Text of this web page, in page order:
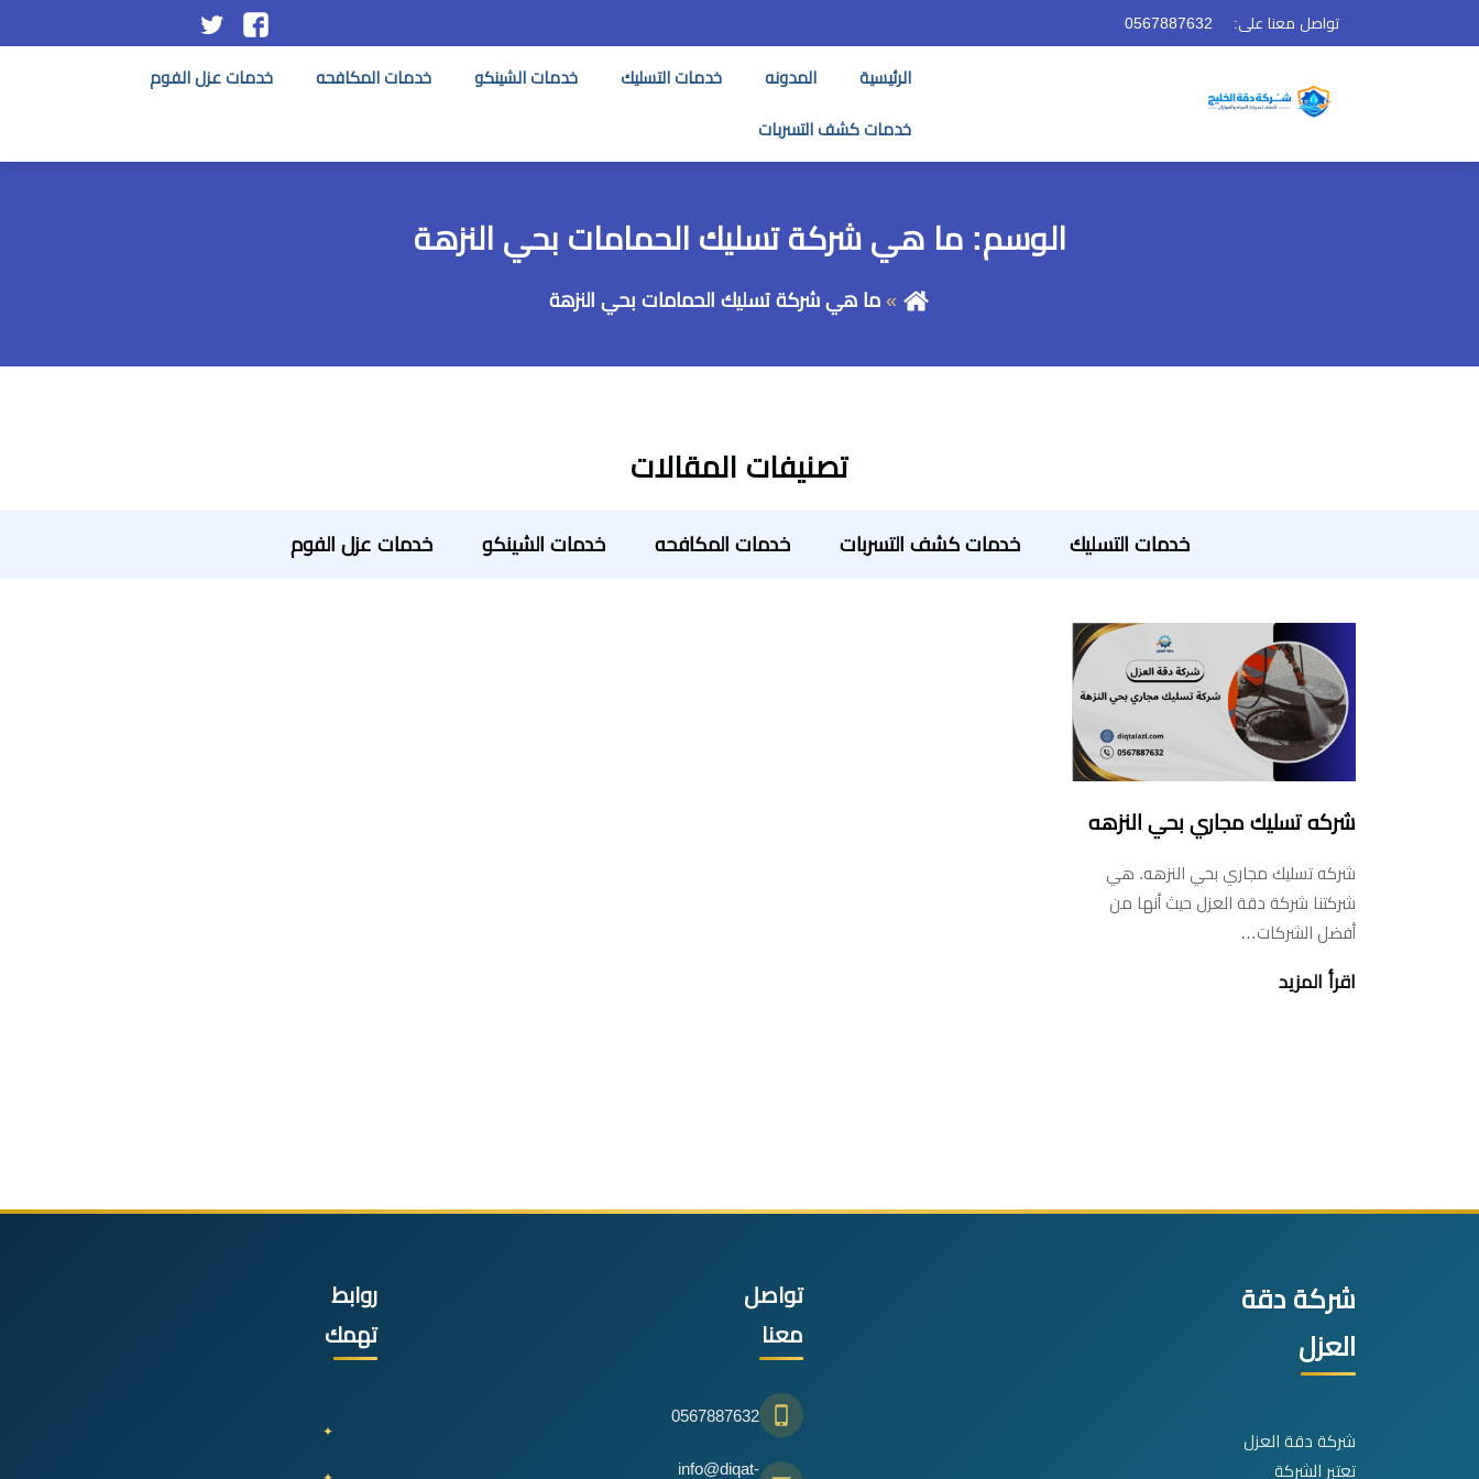
تواصل معنا على: 0567887632
تابعنا
فيسبوكتويتر
الرئيسية المدونه خدمات التسليك خدمات الشينكو خدمات المكافحه خدمات عزل الفوم
خدمات كشف التسربات
الوسم:ما هي شركة تسليك الحمامات بحي النزهة
ما هي شركة تسليك الحمامات بحي النزهة
تصنيفات المقالات
خدمات التسليك خدمات كشف التسربات خدمات المكافحه خدمات الشينكو خدمات عزل الفوم
شركه تسليك مجاري بحي النزهه
شركه تسليك مجاري بحي النزهه. هي
شركتنا شركة دقة العزل حيث أنها من
أفضل الشركات…
اقرأ المزيد
شركة دقة
العزل
شركة دقة العزل
تعتبر الشركة
تواصل
معنا
0567887632
info@diqat-
روابط
تهمك